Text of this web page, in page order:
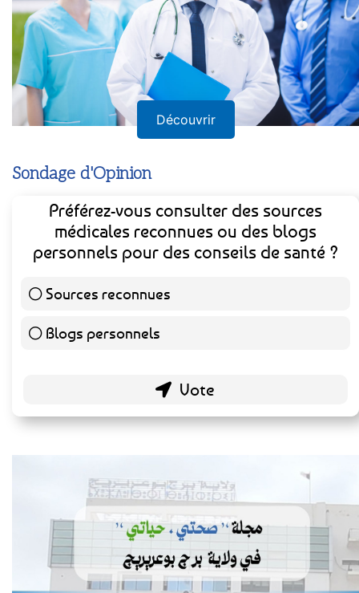
Découvrir
Sondage d'Opinion
Préférez-vous consulter des sources
médicales reconnues ou des blogs
personnels pour des conseils de santé ?
Sources reconnues
Blogs personnels